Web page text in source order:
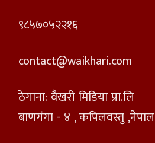
९८५७०५२२१६
contact@waikhari.com
ठेगाना: वैखरी मिडिया प्रा.लि
बाणगंगा - ४ , कपिलवस्तु ,नेपाल